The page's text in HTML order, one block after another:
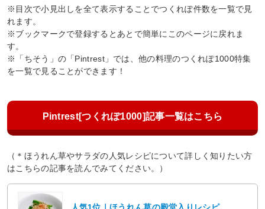
※目次で小見出しを全て表示することでつくれぽ件数を一覧で見
れます。
※ブックマークで登録するとあとで簡単にこのページに戻れま
す。
※「ちそう」の「Pintrest」では、他の料理のつくれぽ1000特集
を一覧で見ることができます！
Pintrest[つくれぽ1000]記事一覧はこちら
（＊ほうれん草やサラダの人気レシピについて詳しく知りたい方
はこちらの記事を読んでみてください。）
人気1位｜ほうれん草の殿堂入りレシピ